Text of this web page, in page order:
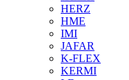
HERZ
HME
IMI
JAFAR
K-FLEX
KERMI